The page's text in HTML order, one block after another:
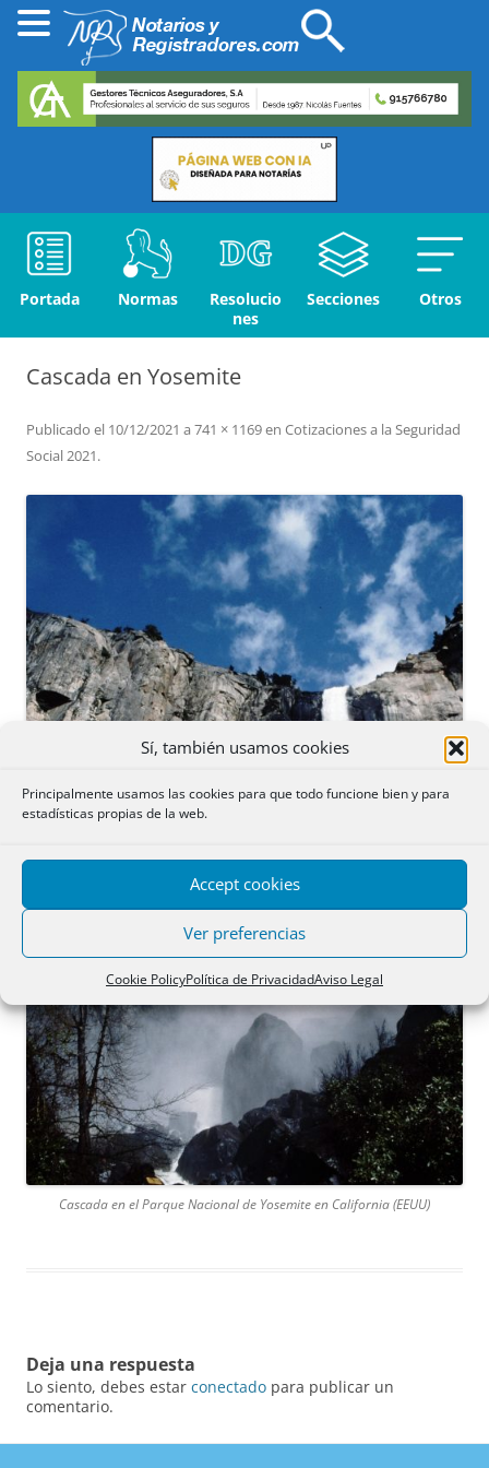
Sí, también usamos cookies
Principalmente usamos las cookies para que todo funcione bien y para
estadísticas propias de la web.
Accept cookies
Ver preferencias
Cookie PolicyPolítica de PrivacidadAviso Legal
Portada Normas
Resolucio
nes
Secciones Otros
Cascada en Yosemite
Publicado el 10/12/2021 a 741 × 1169en Cotizaciones a la Seguridad
Social 2021.
Cascada en el Parque Nacional de Yosemite en California (EEUU)
Deja una respuesta
Lo siento, debes estar conectado para publicar un
comentario.